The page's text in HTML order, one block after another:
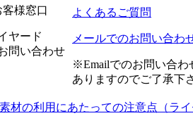
様窓口
ヤード
問い合わせ
よくあるご質問
メールでのお問い合わ
※Emailでのお問い合わ
ありますのでご了承下
素材の利用にあたっての注意点（ラ